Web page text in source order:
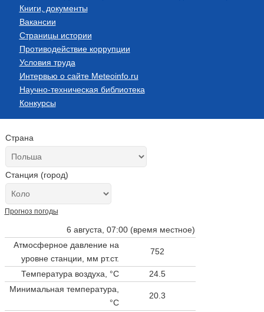
Книги, документы
Вакансии
Страницы истории
Противодействие коррупции
Условия труда
Интервью о сайте Meteoinfo.ru
Научно-техническая библиотека
Конкурсы
Страна
Станция (город)
Прогноз погоды
6 августа, 07:00 (время местное)
Атмосферное давление на
уровне станции, мм рт.ст.
752
Температура воздуха, °C
24.5
Минимальная температура,
°C
20.3